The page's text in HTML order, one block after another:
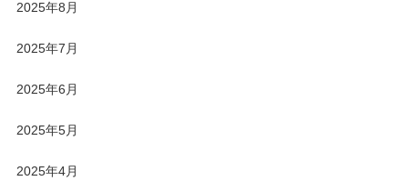
2025年8月
2025年7月
2025年6月
2025年5月
2025年4月